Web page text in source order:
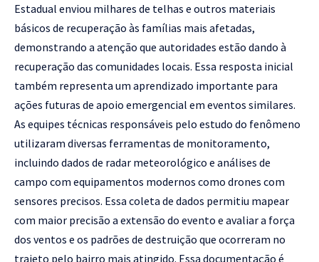
Estadual enviou milhares de telhas e outros materiais
básicos de recuperação às famílias mais afetadas,
demonstrando a atenção que autoridades estão dando à
recuperação das comunidades locais. Essa resposta inicial
também representa um aprendizado importante para
ações futuras de apoio emergencial em eventos similares.
As equipes técnicas responsáveis pelo estudo do fenômeno
utilizaram diversas ferramentas de monitoramento,
incluindo dados de radar meteorológico e análises de
campo com equipamentos modernos como drones com
sensores precisos. Essa coleta de dados permitiu mapear
com maior precisão a extensão do evento e avaliar a força
dos ventos e os padrões de destruição que ocorreram no
trajeto pelo bairro mais atingido. Essa documentação é